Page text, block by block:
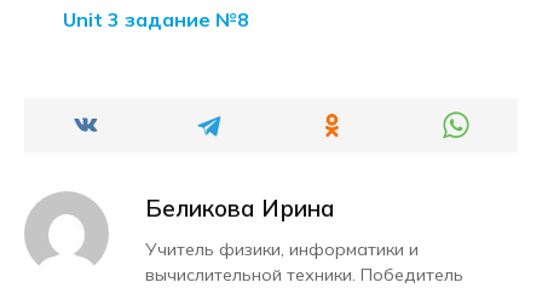
Unit 3 задание №8
Беликова Ирина
Учитель физики, информатики и
вычислительной техники. Победитель